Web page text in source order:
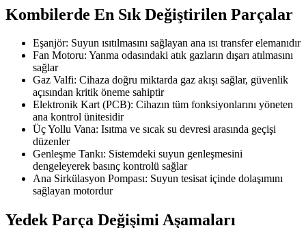
Kombilerde En Sık Değiştirilen Parçalar
Eşanjör: Suyun ısıtılmasını sağlayan ana ısı transfer elemanıdır
Fan Motoru: Yanma odasındaki atık gazların dışarı atılmasını
sağlar
Gaz Valfi: Cihaza doğru miktarda gaz akışı sağlar, güvenlik
açısından kritik öneme sahiptir
Elektronik Kart (PCB): Cihazın tüm fonksiyonlarını yöneten
ana kontrol ünitesidir
Üç Yollu Vana: Isıtma ve sıcak su devresi arasında geçişi
düzenler
Genleşme Tankı: Sistemdeki suyun genleşmesini
dengeleyerek basınç kontrolü sağlar
Ana Sirkülasyon Pompası: Suyun tesisat içinde dolaşımını
sağlayan motordur
Yedek Parça Değişimi Aşamaları